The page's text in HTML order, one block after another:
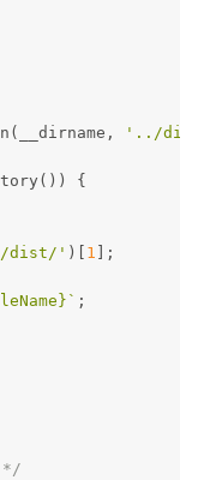
'../
{
dist/' )[ 1 ];
` ;
*/